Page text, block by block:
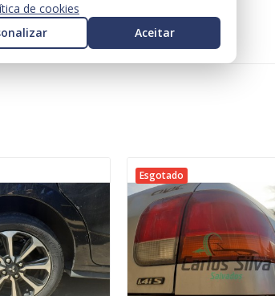
Esgotado
de cookies
Aceitar